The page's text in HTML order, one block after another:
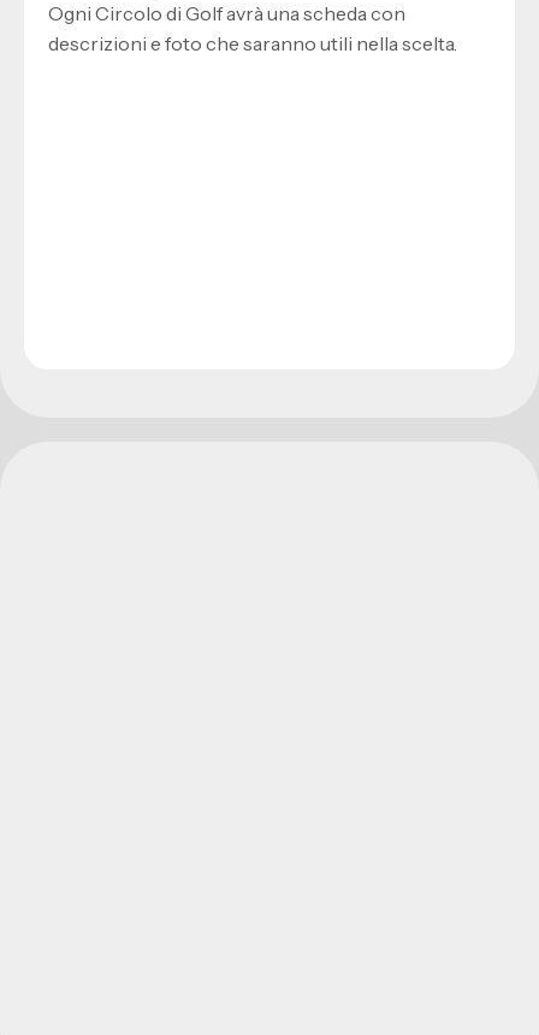
Ogni Circolo di Golf avrà una scheda con
descrizioni e foto che saranno utili nella scelta.